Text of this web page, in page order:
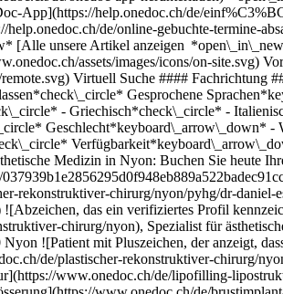
App](https://help.onedoc.ch/de/